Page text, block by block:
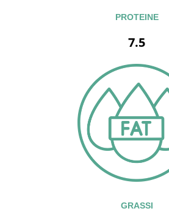
PROTEINE
7.5
GRASSI